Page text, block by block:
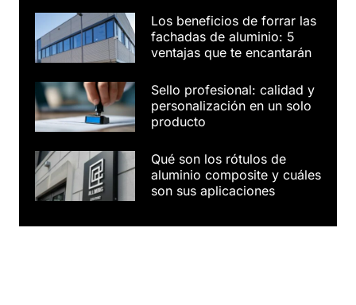
Los beneficios de forrar las
fachadas de aluminio: 5
ventajas que te encantarán
Sello profesional: calidad y
personalización en un solo
producto
Qué son los rótulos de
aluminio composite y cuáles
son sus aplicaciones